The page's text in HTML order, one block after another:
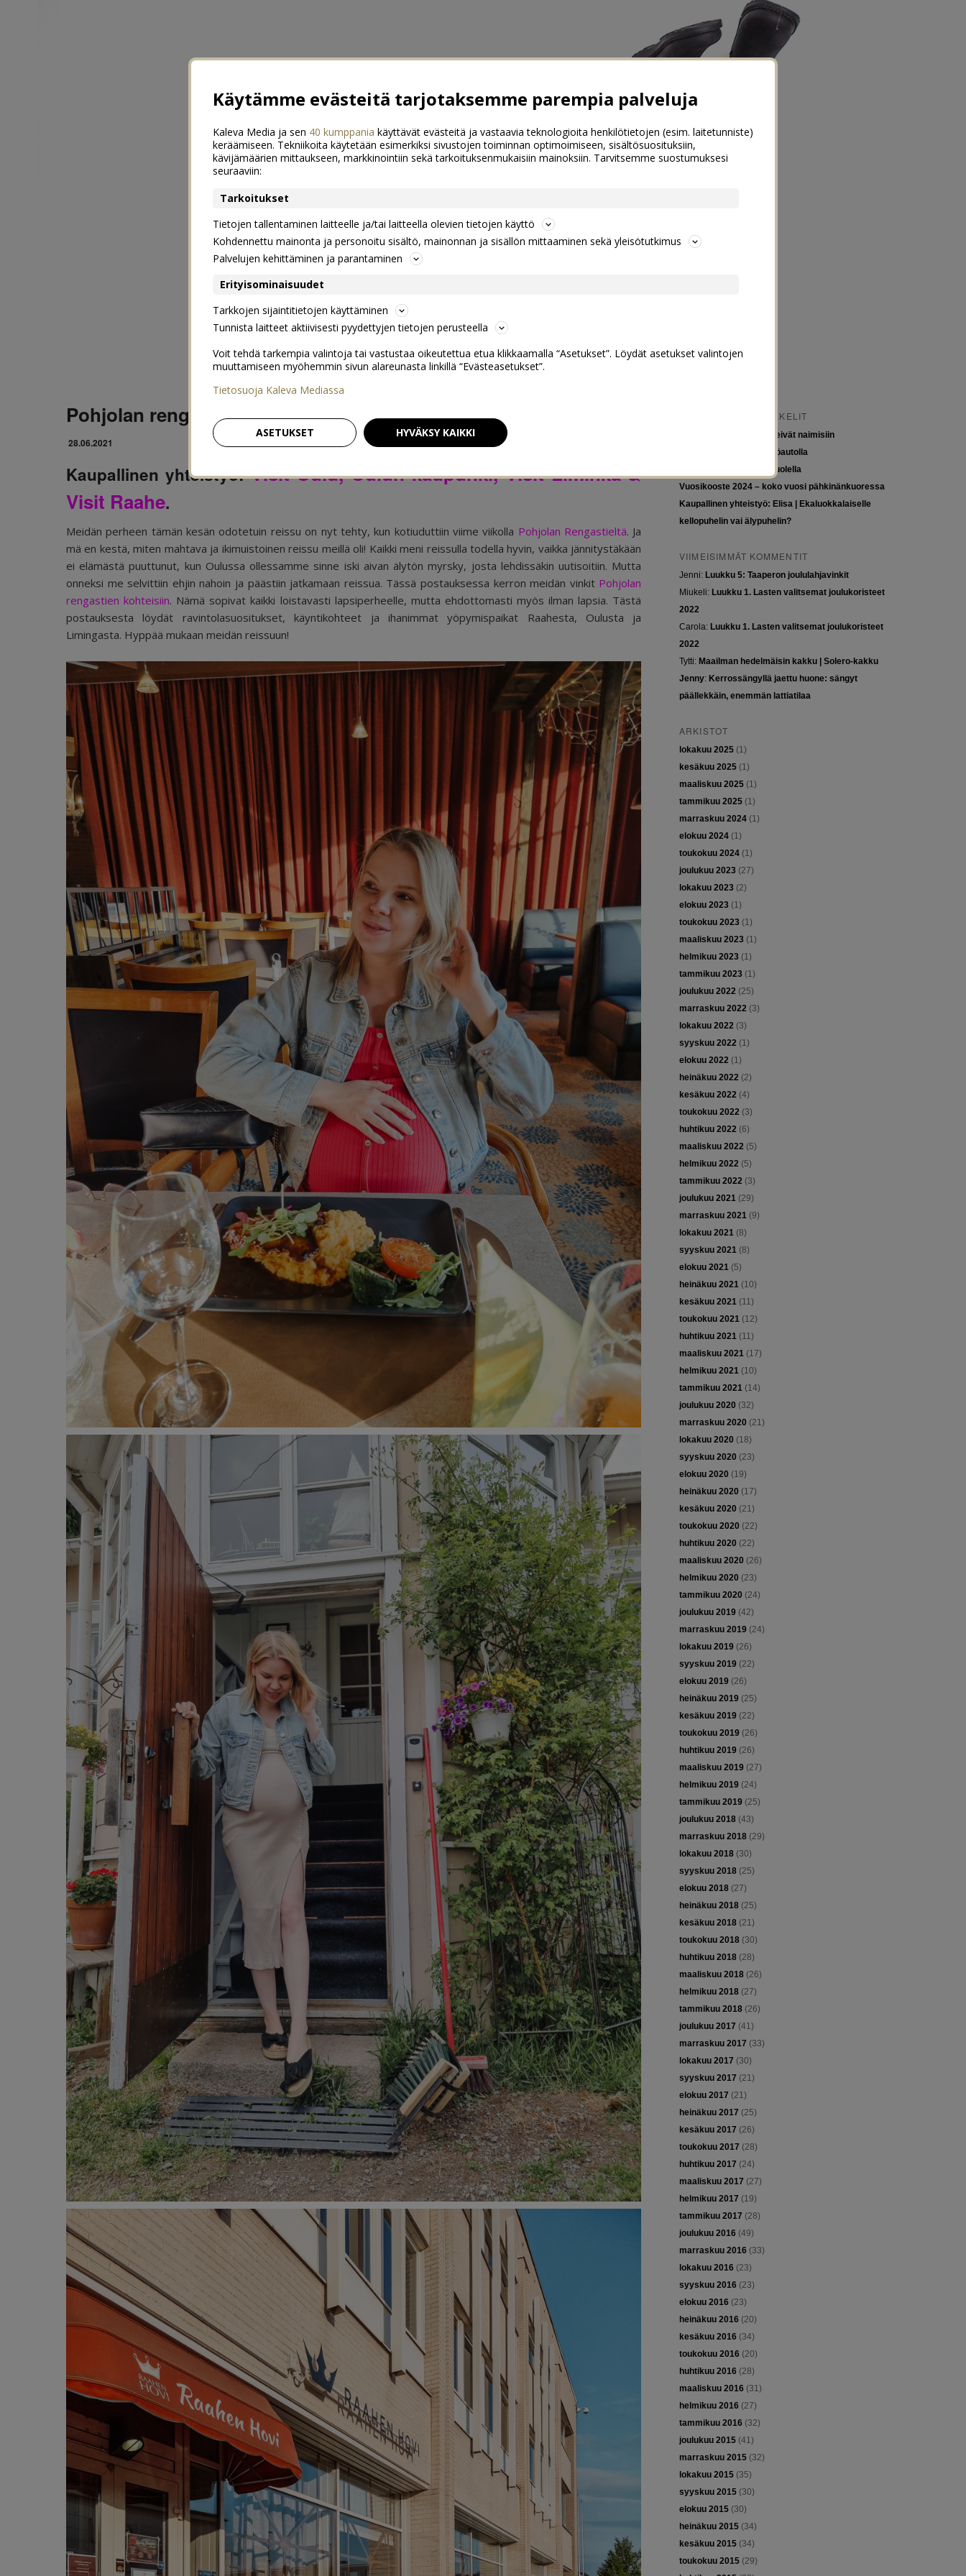
Käytämme evästeitä tarjotaksemme parempia palveluja
Kaleva Media ja sen 40 kumppania käyttävät evästeitä ja vastaavia teknologioita henkilötietojen (esim. laitetunniste)
keräämiseen. Tekniikoita käytetään esimerkiksi sivustojen toiminnan optimoimiseen, sisältösuosituksiin,
kävijämäärien mittaukseen, markkinointiin sekä tarkoituksenmukaisiin mainoksiin. Tarvitsemme suostumuksesi
seuraaviin:
Tarkoitukset
Tietojen tallentaminen laitteelle ja/tai laitteella olevien tietojen käyttö
Kohdennettu mainonta ja personoitu sisältö, mainonnan ja sisällön mittaaminen sekä yleisötutkimus
Palvelujen kehittäminen ja parantaminen
Erityisominaisuudet
Tarkkojen sijaintitietojen käyttäminen
Tunnista laitteet aktiivisesti pyydettyjen tietojen perusteella
Voit tehdä tarkempia valintoja tai vastustaa oikeutettua etua klikkaamalla “Asetukset”. Löydät asetukset valintojen
muuttamiseen myöhemmin sivun alareunasta linkillä “Evästeasetukset”.
Tietosuoja Kaleva Mediassa
ASETUKSET HYVÄKSY KAIKKI
Pohjolan rengastien lempikohteet: Raahe, Liminka ja Oulu
28.06.2021
Kaupallinen yhteistyö:Visit Oulu, Oulun kaupunki, Visit Liminka &
Visit Raahe.
Meidän perheen tämän kesän odotetuin reissu on nyt tehty, kun kotiuduttiin viime viikolla Pohjolan Rengastieltä. Ja
mä en kestä, miten mahtava ja ikimuistoinen reissu meillä oli! Kaikki meni reissulla todella hyvin, vaikka jännitystäkään
ei elämästä puuttunut, kun Oulussa ollessamme sinne iski aivan älytön myrsky, josta lehdissäkin uutisoitiin. Mutta
onneksi me selvittiin ehjin nahoin ja päästiin jatkamaan reissua. Tässä postauksessa kerron meidän vinkit Pohjolan
rengastien kohteisiin. Nämä sopivat kaikki loistavasti lapsiperheelle, mutta ehdottomasti myös ilman lapsia. Tästä
postauksesta löydät ravintolasuositukset, käyntikohteet ja ihanimmat yöpymispaikat Raahesta, Oulusta ja
Limingasta. Hyppää mukaan meidän reissuun!
VIIMEISIMMÄT ARTIKKELIT
Tytöt kuuluvat kouluun, eivät naimisiin
Euroopan roadtrip sähköautolla
Tyttöjen ja tasa-arvon puolella
Vuosikooste 2024 – koko vuosi pähkinänkuoressa
Kaupallinen yhteistyö: Elisa | Ekaluokkalaiselle
kellopuhelin vai älypuhelin?
VIIMEISIMMÄT KOMMENTIT
Jenni: Luukku 5: Taaperon joululahjavinkit
Miukeli: Luukku 1. Lasten valitsemat joulukoristeet
2022
Carola: Luukku 1. Lasten valitsemat joulukoristeet
2022
Tytti: Maailman hedelmäisin kakku | Solero-kakku
Jenny: Kerrossängyllä jaettu huone: sängyt
päällekkäin, enemmän lattiatilaa
ARKISTOT
lokakuu 2025(1)
kesäkuu 2025(1)
maaliskuu 2025(1)
tammikuu 2025(1)
marraskuu 2024(1)
elokuu 2024(1)
toukokuu 2024(1)
joulukuu 2023(27)
lokakuu 2023(2)
elokuu 2023(1)
toukokuu 2023(1)
maaliskuu 2023(1)
helmikuu 2023(1)
tammikuu 2023(1)
joulukuu 2022(25)
marraskuu 2022(3)
lokakuu 2022(3)
syyskuu 2022(1)
elokuu 2022(1)
heinäkuu 2022(2)
kesäkuu 2022(4)
toukokuu 2022(3)
huhtikuu 2022(6)
maaliskuu 2022(5)
helmikuu 2022(5)
tammikuu 2022(3)
joulukuu 2021(29)
marraskuu 2021(9)
lokakuu 2021(8)
syyskuu 2021(8)
elokuu 2021(5)
heinäkuu 2021(10)
kesäkuu 2021(11)
toukokuu 2021(12)
huhtikuu 2021(11)
maaliskuu 2021(17)
helmikuu 2021(10)
tammikuu 2021(14)
joulukuu 2020 (32)
marraskuu 2020 (21)
lokakuu 2020 (18)
syyskuu 2020 (23)
elokuu 2020 (19)
heinäkuu 2020 (17)
kesäkuu 2020 (21)
toukokuu 2020 (22)
huhtikuu 2020 (22)
maaliskuu 2020 (26)
helmikuu 2020 (23)
tammikuu 2020 (24)
joulukuu 2019(42)
marraskuu 2019(24)
lokakuu 2019(26)
syyskuu 2019(22)
elokuu 2019(26)
heinäkuu 2019(25)
kesäkuu 2019(22)
toukokuu 2019(26)
huhtikuu 2019(26)
maaliskuu 2019(27)
helmikuu 2019(24)
tammikuu 2019(25)
joulukuu 2018(43)
marraskuu 2018(29)
lokakuu 2018(30)
syyskuu 2018(25)
elokuu 2018(27)
heinäkuu 2018(25)
kesäkuu 2018(21)
toukokuu 2018(30)
huhtikuu 2018(28)
maaliskuu 2018(26)
helmikuu 2018(27)
tammikuu 2018(26)
joulukuu 2017 (41)
marraskuu 2017 (33)
lokakuu 2017 (30)
syyskuu 2017 (21)
elokuu 2017 (21)
heinäkuu 2017 (25)
kesäkuu 2017 (26)
toukokuu 2017 (28)
huhtikuu 2017 (24)
maaliskuu 2017 (27)
helmikuu 2017 (19)
tammikuu 2017 (28)
joulukuu 2016 (49)
marraskuu 2016 (33)
lokakuu 2016 (23)
syyskuu 2016 (23)
elokuu 2016 (23)
heinäkuu 2016 (20)
kesäkuu 2016 (34)
toukokuu 2016 (20)
huhtikuu 2016 (28)
maaliskuu 2016 (31)
helmikuu 2016 (27)
tammikuu 2016 (32)
joulukuu 2015(41)
marraskuu 2015(32)
lokakuu 2015(35)
syyskuu 2015(30)
elokuu 2015(30)
heinäkuu 2015(34)
kesäkuu 2015(34)
toukokuu 2015(29)